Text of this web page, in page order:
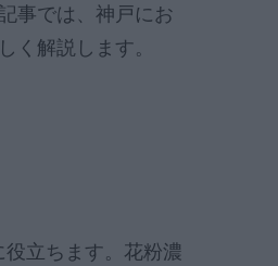
事では、神戸にお
く解説します。
立ちます。花粉濃